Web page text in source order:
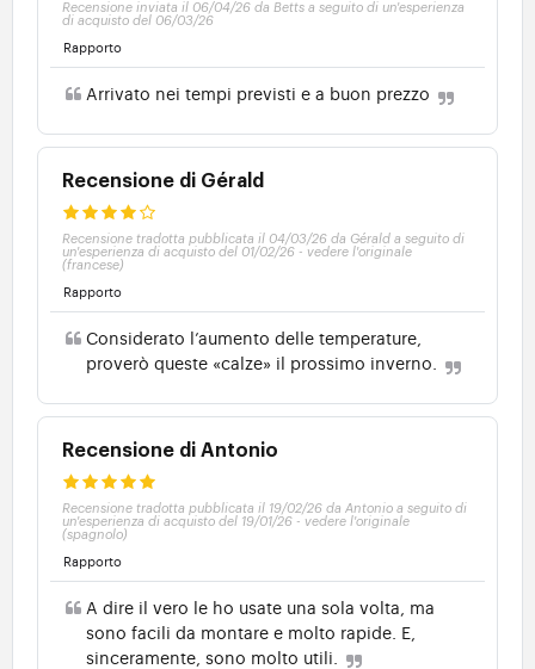
Recensione inviata il 06/04/26 da Betts a seguito di un'esperienza
di acquisto del 06/03/26
Rapporto
Arrivato nei tempi previsti e a buon prezzo
Recensione di Gérald
Recensione tradotta pubblicata il 04/03/26 da Gérald a seguito di
un'esperienza di acquisto del 01/02/26 - vedere l'originale
(francese)
Rapporto
Considerato l’aumento delle temperature,
proverò queste «calze» il prossimo inverno.
Recensione di Antonio
Recensione tradotta pubblicata il 19/02/26 da Antonio a seguito di
un'esperienza di acquisto del 19/01/26 - vedere l'originale
(spagnolo)
Rapporto
A dire il vero le ho usate una sola volta, ma
sono facili da montare e molto rapide. E,
sinceramente, sono molto utili.